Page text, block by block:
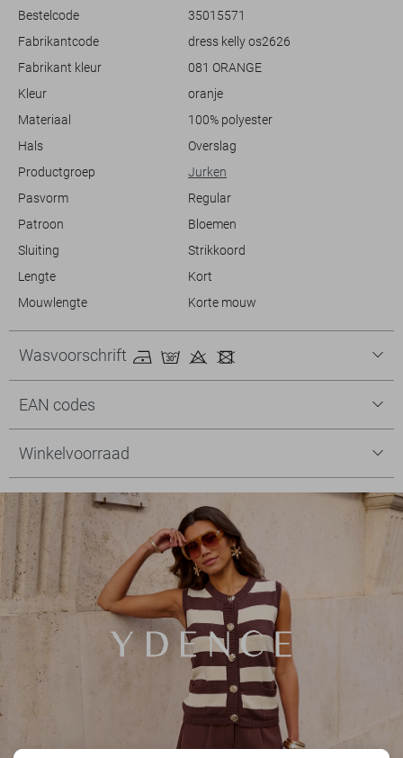
bijeenkomsten. Combineer hem met sandalen voor een informele look
of voeg een paar hakken toe voor een elegantere stijl. Of je nu naar
het strand gaat of een brunch hebt gepland, deze Ydence jurk zorgt
De totale lengte is 84 cm bij maat S.
Bestelcode
35015571
Fabrikantcode
dress kelly os2626
Fabrikant kleur
081 ORANGE
Kleur
oranje
Materiaal
100% polyester
Hals
Overslag
Productgroep
Jurken
Pasvorm
Regular
Patroon
Bloemen
Sluiting
Strikkoord
Lengte
Kort
Mouwlengte
Korte mouw
Wasvoorschrift
EAN codes
Winkelvoorraad